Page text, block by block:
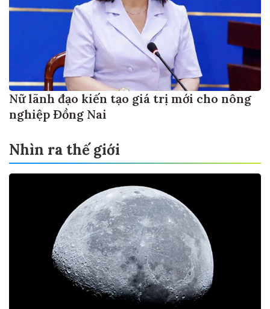
Nữ lãnh đạo kiến tạo giá trị mới cho nông
nghiệp Đồng Nai
Nhìn ra thế giới